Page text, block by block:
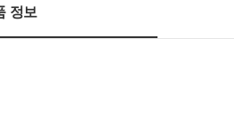
정보